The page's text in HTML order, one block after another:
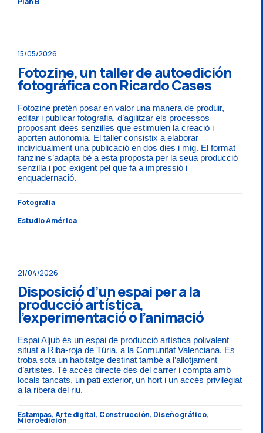
15/05/2026
Fotozine, un taller de autoedición
fotográfica con Ricardo Cases
Fotozine pretén posar en valor una manera de produir,
editar i publicar fotografia, d’agilitzar els processos
proposant idees senzilles que estimulen la creació i
aporten autonomia. El taller consistix a elaborar
individualment una publicació en dos dies i mig. El format
fanzine s’adapta bé a esta proposta per la seua producció
senzilla i poc exigent pel que fa a impressió i
enquadernació.
Fotografia
Estudio América
21/04/2026
Disposició d’un espai per a la
producció artística,
l’experimentació o l’animació
Espai Aljub és un espai de producció artística polivalent
situat a Riba-roja de Túria, a la Comunitat Valenciana. Es
troba sota un habitatge destinat també a l’allotjament
d’artistes. Té accés directe des del carrer i compta amb
locals tancats, un pati exterior, un hort i un accés privilegiat
a la ribera del riu.
Estampas, Arte digital, Construcción, Diseño gráfico,
Microedición